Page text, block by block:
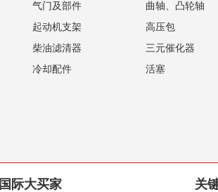
气门及部件
曲轴、凸轮轴
起动机支架
高压包
柴油滤清器
三元催化器
冷却配件 活塞
国际大买家 关